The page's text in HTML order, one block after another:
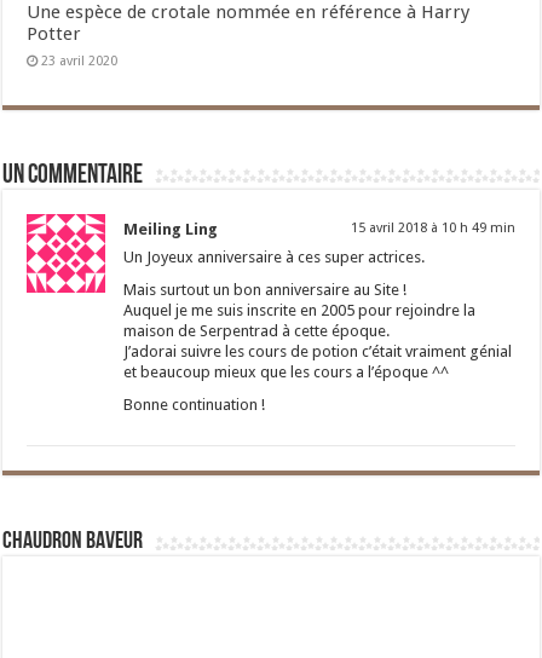
Une espèce de crotale nommée en référence à Harry
Potter
23 avril 2020
Un commentaire
Meiling Ling 15 avril 2018 à 10 h 49 min
Un Joyeux anniversaire à ces super actrices.
Mais surtout un bon anniversaire au Site !
Auquel je me suis inscrite en 2005 pour rejoindre la
maison de Serpentrad à cette époque.
J’adorai suivre les cours de potion c’était vraiment génial
et beaucoup mieux que les cours a l’époque ^^
Bonne continuation !
Chaudron Baveur